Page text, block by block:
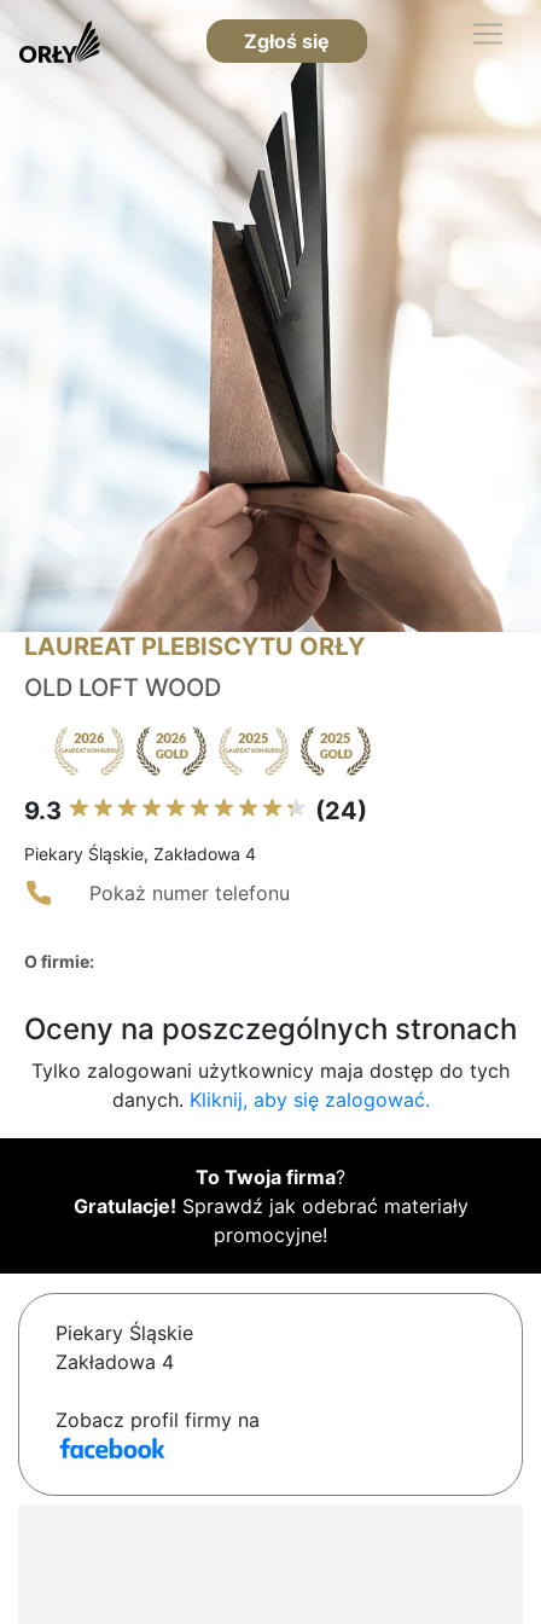
Zgłoś się
LAUREAT PLEBISCYTU ORŁY
OLD LOFT WOOD
9.3 (24)
Piekary Śląskie, Zakładowa 4
Pokaż numer telefonu
O firmie:
Oceny na poszczególnych stronach
Tylko zalogowani użytkownicy maja dostęp do tych
danych. Kliknij, aby się zalogować.
To Twoja firma?
Gratulacje! Sprawdź jak odebrać materiały
promocyjne!
Piekary Śląskie
Zakładowa 4
Zobacz profil firmy na